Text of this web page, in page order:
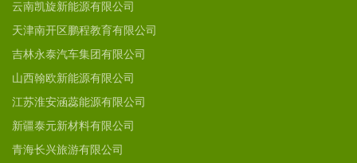
云南凯旋新能源有限公司
天津南开区鹏程教育有限公司
吉林永泰汽车集团有限公司
山西翰欧新能源有限公司
江苏淮安涵蕊能源有限公司
新疆泰元新材料有限公司
青海长兴旅游有限公司